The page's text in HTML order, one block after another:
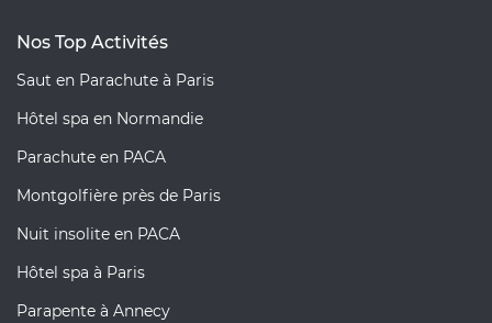
Nos Top Activités
Saut en Parachute à Paris
Hôtel spa en Normandie
Parachute en PACA
Montgolfière près de Paris
Nuit insolite en PACA
Hôtel spa à Paris
Parapente à Annecy